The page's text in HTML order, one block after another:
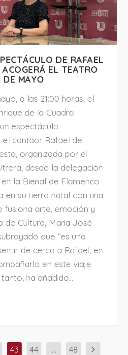
DE RAFAEL
EL TEATRO
DE MAYO
a las 21:00 horas, el
de la Cuadra
espectáculo
cantaor Rafael de
organizada por el
desde la delegación
la Bienal de Flamenco
en su tierra natal con una
fusiona arte, emoción y
de Cultura, María José
que “es una
de cerca a Rafael, en
en este viaje
ha añadido...
43 44 … 48